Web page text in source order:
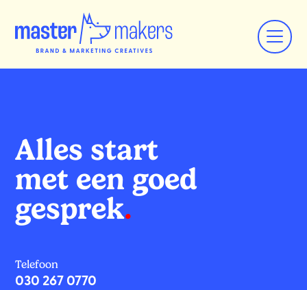
Alles start
met een goed
gesprek.
Telefoon
030 267 0770